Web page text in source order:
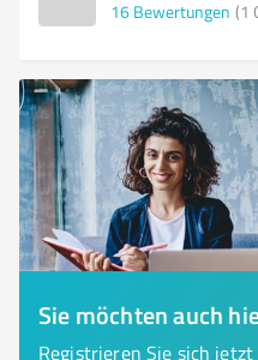
16 Bewertungen (1
Sie möchten auch
Registrieren Sie sich